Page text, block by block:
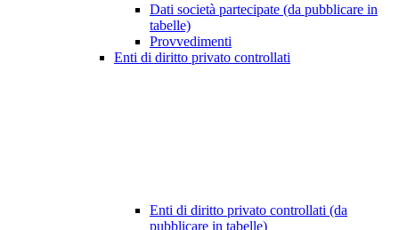
Dati società partecipate (da pubblicare in
tabelle)
Provvedimenti
Enti di diritto privato controllati
Enti di diritto privato controllati (da
pubblicare in tabelle)